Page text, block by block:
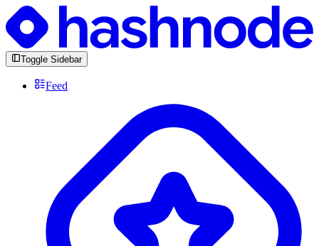
Toggle Sidebar
Feed